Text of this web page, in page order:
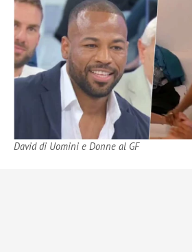
David di Uomini e Donne al GF